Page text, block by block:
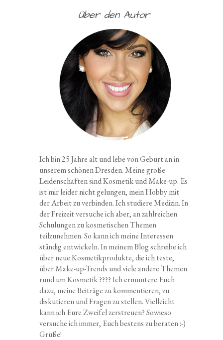
Über den Autor
Ich bin 25 Jahre alt und lebe von Geburt an in
unserem schönen Dresden. Meine große
Leidenschaften sind Kosmetik und Make-up. Es
ist mir leider nicht gelungen, mein Hobby mit
der Arbeit zu verbinden. Ich studiere Medizin. In
der Freizeit versuche ich aber, an zahlreichen
Schulungen zu kosmetischen Themen
teilzunehmen. So kann ich meine Interessen
ständig entwickeln. In meinem Blog schreibe ich
über neue Kosmetikprodukte, die ich teste,
über Make-up-Trends und viele andere Themen
rund um Kosmetik ???? Ich ermuntere Euch
dazu, meine Beiträge zu kommentieren, zu
diskutieren und Fragen zu stellen. Vielleicht
kann ich Eure Zweifel zerstreuen? Sowieso
versuche ich immer, Euch bestens zu beraten :-)
Grüße!